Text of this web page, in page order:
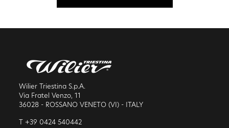
Wilier Triestina S.p.A.
Via Fratel Venzo, 11
36028 - ROSSANO VENETO (VI) - ITALY
T +39 0424 540442